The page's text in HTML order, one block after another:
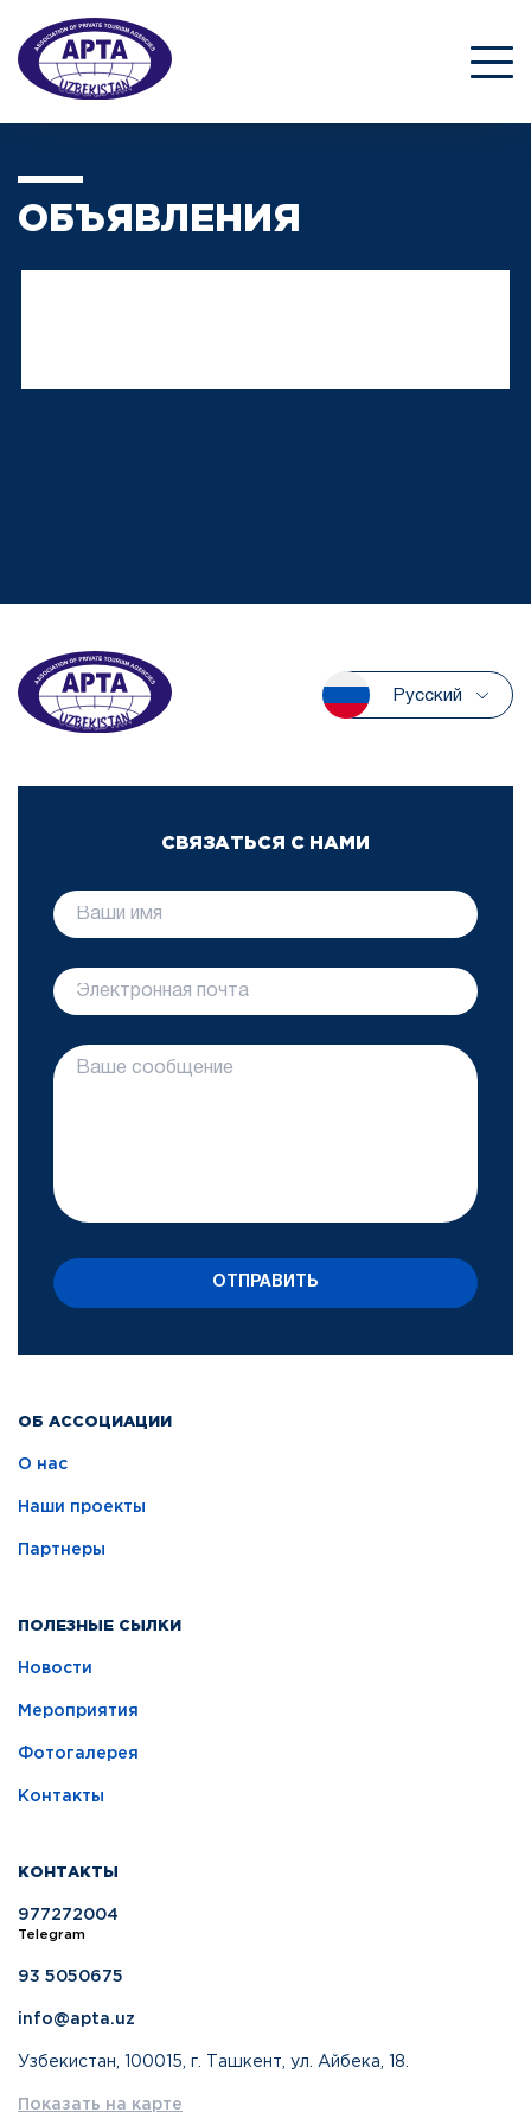
ОБЪЯВЛЕНИЯ
Русский
ОБ АССОЦИАЦИИ
О нас
Наши проекты
Партнеры
ПОЛЕЗНЫЕ СЫЛКИ
Новости
Мероприятия
Фотогалерея
Контакты
КОНТАКТЫ
977272004
Telegram
93 5050675
info@apta.uz
Узбекистан, 100015, г. Ташкент, ул. Айбека, 18.
Показать на карте
СВЯЗАТЬСЯ С НАМИ
ОТПРАВИТЬ